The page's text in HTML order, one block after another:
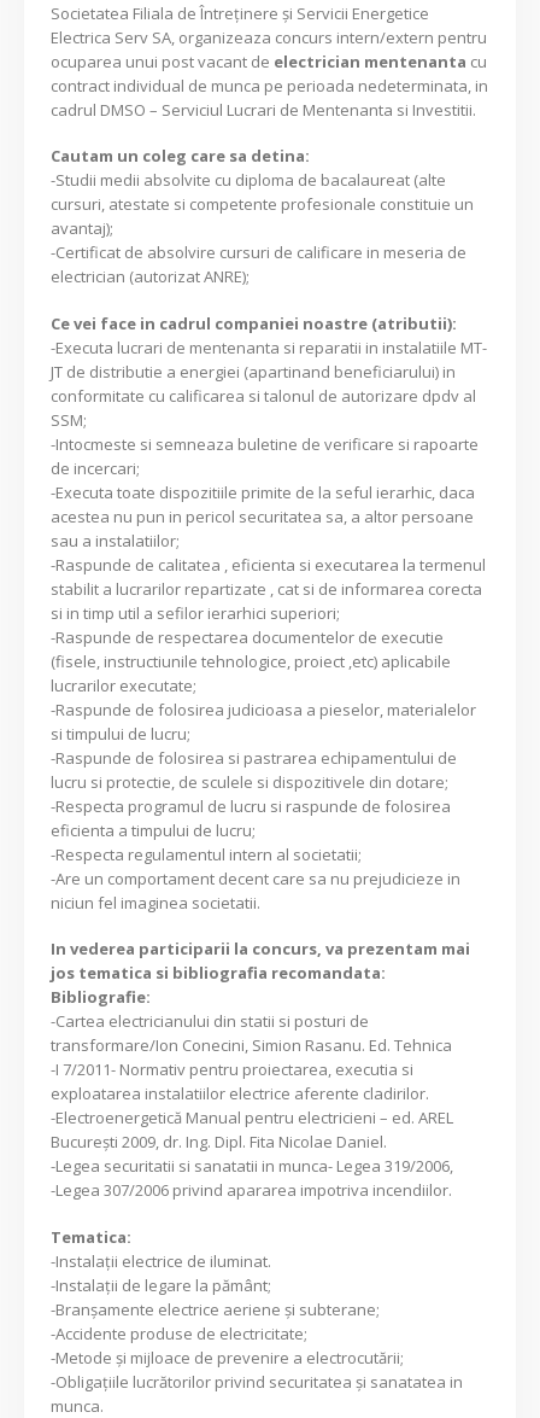
Societatea Filiala de Întreţinere şi Servicii Energetice
Electrica Serv SA, organizeaza concurs intern/extern pentru
ocuparea unui post vacant de electrician mentenanta cu
contract individual de munca pe perioada nedeterminata, in
cadrul DMSO – Serviciul Lucrari de Mentenanta si Investitii.
Cautam un coleg care sa detina:
-Studii medii absolvite cu diploma de bacalaureat (alte
cursuri, atestate si competente profesionale constituie un
avantaj);
-Certificat de absolvire cursuri de calificare in meseria de
electrician (autorizat ANRE);
Ce vei face in cadrul companiei noastre (atributii):
-Executa lucrari de mentenanta si reparatii in instalatiile MT-
JT de distributie a energiei (apartinand beneficiarului) in
conformitate cu calificarea si talonul de autorizare dpdv al
SSM;
-Intocmeste si semneaza buletine de verificare si rapoarte
de incercari;
-Executa toate dispozitiile primite de la seful ierarhic, daca
acestea nu pun in pericol securitatea sa, a altor persoane
sau a instalatiilor;
-Raspunde de calitatea , eficienta si executarea la termenul
stabilit a lucrarilor repartizate , cat si de informarea corecta
si in timp util a sefilor ierarhici superiori;
-Raspunde de respectarea documentelor de executie
(fisele, instructiunile tehnologice, proiect ,etc) aplicabile
lucrarilor executate;
-Raspunde de folosirea judicioasa a pieselor, materialelor
si timpului de lucru;
-Raspunde de folosirea si pastrarea echipamentului de
lucru si protectie, de sculele si dispozitivele din dotare;
-Respecta programul de lucru si raspunde de folosirea
eficienta a timpului de lucru;
-Respecta regulamentul intern al societatii;
-Are un comportament decent care sa nu prejudicieze in
niciun fel imaginea societatii.
In vederea participarii la concurs, va prezentam mai
jos tematica si bibliografia recomandata:
Bibliografie:
-Cartea electricianului din statii si posturi de
transformare/Ion Conecini, Simion Rasanu. Ed. Tehnica
-I 7/2011- Normativ pentru proiectarea, executia si
exploatarea instalatiilor electrice aferente cladirilor.
-Electroenergetică Manual pentru electricieni – ed. AREL
București 2009, dr. Ing. Dipl. Fita Nicolae Daniel.
-Legea securitatii si sanatatii in munca- Legea 319/2006,
-Legea 307/2006 privind apararea impotriva incendiilor.
Tematica:
-Instalații electrice de iluminat.
-Instalații de legare la pământ;
-Branșamente electrice aeriene și subterane;
-Accidente produse de electricitate;
-Metode și mijloace de prevenire a electrocutării;
-Obligațiile lucrătorilor privind securitatea și sanatatea in
munca.